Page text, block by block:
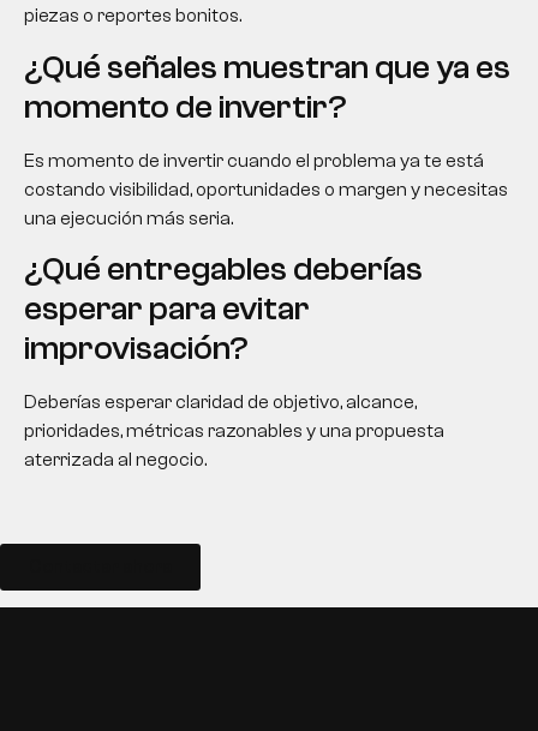
piezas o reportes bonitos.
¿Qué señales muestran que ya es
momento de invertir?
Es momento de invertir cuando el problema ya te está
costando visibilidad, oportunidades o margen y necesitas
una ejecución más seria.
¿Qué entregables deberías
esperar para evitar
improvisación?
Deberías esperar claridad de objetivo, alcance,
prioridades, métricas razonables y una propuesta
aterrizada al negocio.